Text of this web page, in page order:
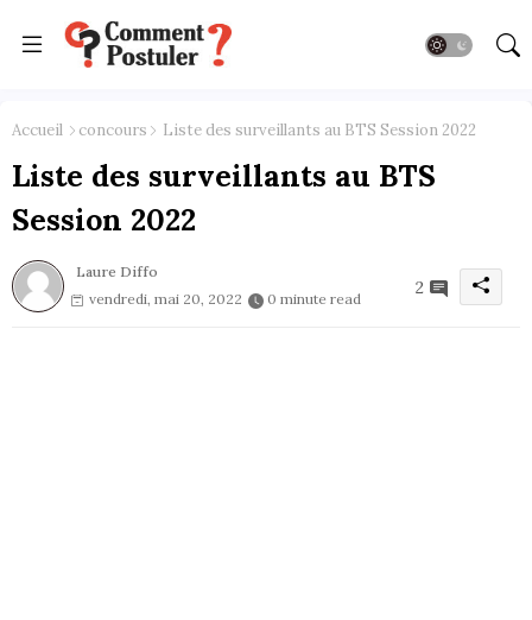
Accueil concours Liste des surveillants au BTS Session 2022
Liste des surveillants au BTS
Session 2022
Laure Diffo
vendredi, mai 20, 2022
0 minute read
2